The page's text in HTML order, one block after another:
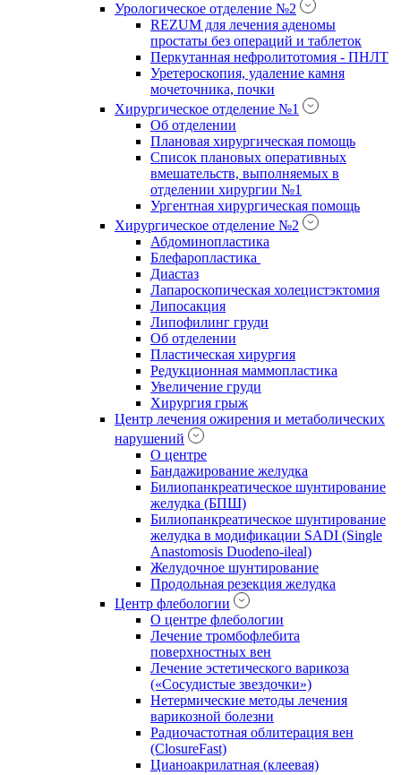
Урологическое отделение №2
REZUM для лечения аденомы
простаты без операций и таблеток
Перкутанная нефролитотомия - ПНЛТ
Уретероскопия, удаление камня
мочеточника, почки
Хирургическое отделение №1
Об отделении
Плановая хирургическая помощь
Список плановых оперативных
вмешательств, выполняемых в
отделении хирургии №1
Ургентная хирургическая помощь
Хирургическое отделение №2
Абдоминопластика
Блефаропластика
Диастаз
Лапароскопическая холецистэктомия
Липосакция
Липофилинг груди
Об отделении
Пластическая хирургия
Редукционная маммопластика
Увеличение груди
Хирургия грыж
Центр лечения ожирения и метаболических
нарушений
О центре
Бандажирование желудка
Билиопанкреатическое шунтирование
желудка (БПШ)
Билиопанкреатическое шунтирование
желудка в модификации SADI (Single
Anastomosis Duodeno-ileal)
Желудочное шунтирование
Продольная резекция желудка
Центр флебологии
О центре флебологии
Лечение тромбофлебита
поверхностных вен
Лечение эстетического варикоза
(«Сосудистые звездочки»)
Нетермические методы лечения
варикозной болезни
Радиочастотная облитерация вен
(ClosureFast)
Цианоакрилатная (клеевая)